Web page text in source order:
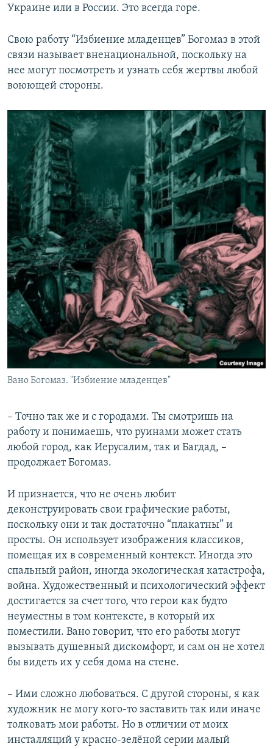
Украине или в России. Это всегда горе.
Свою работу “Избиение младенцев” Богомаз в этой
связи называет вненациональной, поскольку на
нее могут посмотреть и узнать себя жертвы любой
воюющей стороны.
Вано Богомаз. "Избиение младенцев"
– Точно так же и с городами. Ты смотришь на
работу и понимаешь, что руинами может стать
любой город, как Иерусалим, так и Багдад, –
продолжает Богомаз.
И признается, что не очень любит
деконструировать свои графические работы,
поскольку они и так достаточно “плакатны” и
просты. Он использует изображения классиков,
помещая их в современный контекст. Иногда это
спальный район, иногда экологическая катастрофа,
война. Художественный и психологический эффект
достигается за счет того, что герои как будто
неуместны в том контексте, в который их
поместили. Вано говорит, что его работы могут
вызывать душевный дискомфорт, и сам он не хотел
бы видеть их у себя дома на стене.
– Ими сложно любоваться. С другой стороны, я как
художник не могу кого-то заставить так или иначе
толковать мои работы. Но в отличии от моих
инсталляций у красно-зелёной серии малый